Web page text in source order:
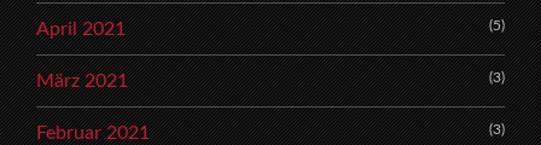
April 2021 (5)
März 2021 (3)
Februar 2021 (3)